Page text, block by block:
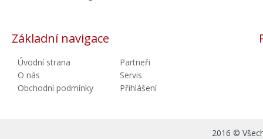
Základní navigace
Úvodní strana
O nás
Obchodní podmínky
Partneři
Servis
Přihlášení
2016 ©